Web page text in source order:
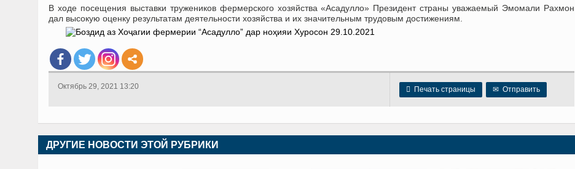
В ходе посещения выставки тружеников фермерского хозяйства «Асадулло» Президент страны уважаемый Эмомали Рахмон
дал высокую оценку результатам деятельности хозяйства и их значительным трудовым достижениям.
 Печать страницы ✉ Отправить
Октябрь 29, 2021 13:20
ДРУГИЕ НОВОСТИ ЭТОЙ РУБРИКИ